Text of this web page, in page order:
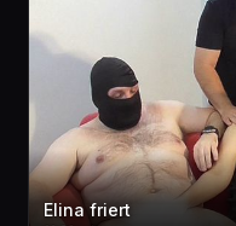
Elina friert